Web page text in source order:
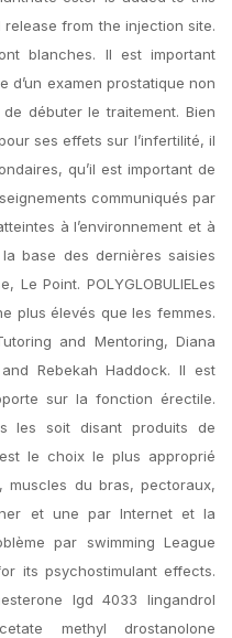
from the injection site.
blanches. Il est important
d’un examen prostatique non
débuter le traitement. Bien
ses effets sur l’infertilité, il
qu’il est important de
communiqués par
à l’environnement et à
base des dernières saisies
Point. POLYGLOBULIELes
plus élevés que les femmes.
and Mentoring, Diana
Rebekah Haddock. Il est
sur la fonction érectile.
les soit disant produits de
le choix le plus approprié
muscles du bras, pectoraux,
et une par Internet et la
par swimming League
its psychostimulant effects.
lgd 4033 lingandrol
methyl drostanolone